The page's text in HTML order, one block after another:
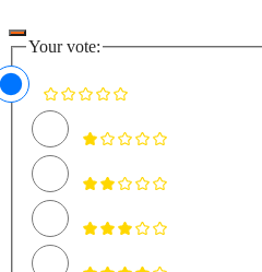
Your vote: